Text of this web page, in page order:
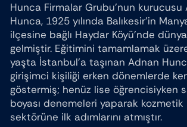
Hunca Firmalar Grubu’nun kurucusu
Hunca, 1925 yılında Balıkesir’in
ilçesine bağlı Haydar Köyü’nde
gelmiştir. Eğitimini tamamlamak
yaşta İstanbul’a taşınan Adnan
girişimci kişiliği erken dönemlerde
göstermiş; henüz lise öğrencisiyken
boyası denemeleri yaparak kozmetik
sektörüne ilk adımlarını atmıştır.